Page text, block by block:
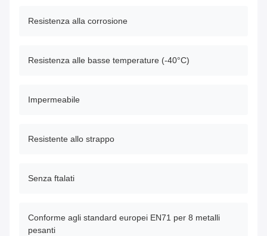
Resistenza alla corrosione
Resistenza alle basse temperature (-40°C)
Impermeabile
Resistente allo strappo
Senza ftalati
Conforme agli standard europei EN71 per 8 metalli
pesanti